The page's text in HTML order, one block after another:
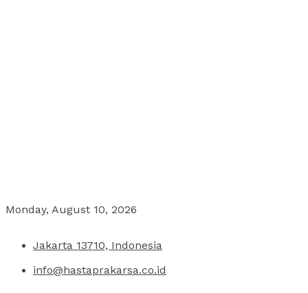
Monday, August 10, 2026
Jakarta 13710, Indonesia
info@hastaprakarsa.co.id